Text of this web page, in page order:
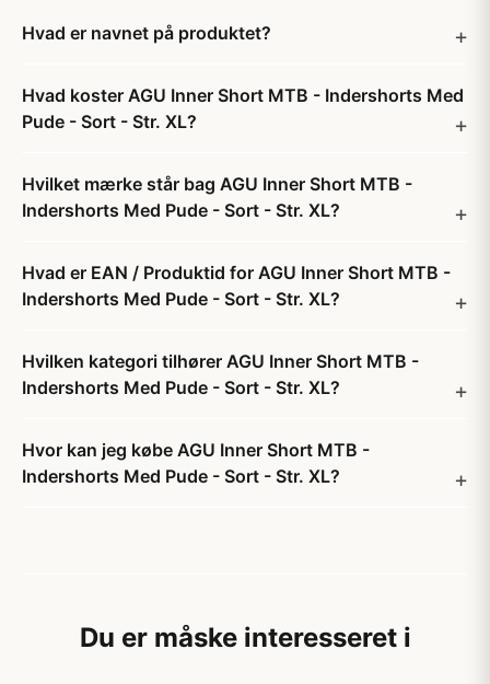
Hvad er navnet på produktet?
Hvad koster AGU Inner Short MTB - Indershorts Med
Pude - Sort - Str. XL?
Hvilket mærke står bag AGU Inner Short MTB -
Indershorts Med Pude - Sort - Str. XL?
Hvad er EAN / Produktid for AGU Inner Short MTB -
Indershorts Med Pude - Sort - Str. XL?
Hvilken kategori tilhører AGU Inner Short MTB -
Indershorts Med Pude - Sort - Str. XL?
Hvor kan jeg købe AGU Inner Short MTB -
Indershorts Med Pude - Sort - Str. XL?
Du er måske interesseret i